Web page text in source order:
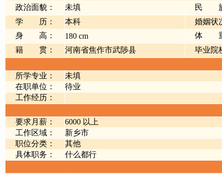
政治面貌：
未填
民
学 历：
本科
婚姻状
身 高：
180 cm
体
籍 贯：
河南省焦作市武陟县 毕业院
所学专业：
未填
在职单位：
待业
工作经历：
要求月薪：
6000 以上
工作区域：
新乡市
职位分类：
其他
具体职务：
什么都行